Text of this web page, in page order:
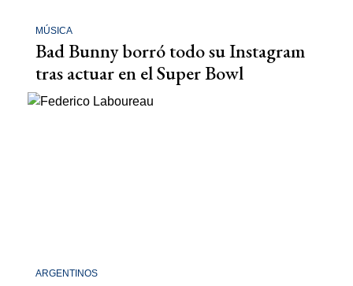
MÚSICA
Bad Bunny borró todo su Instagram
tras actuar en el Super Bowl
ARGENTINOS